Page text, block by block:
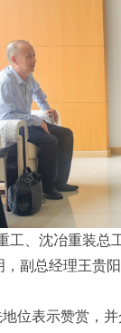
工、沈冶重装
副总经理王贵
位表示赞赏，